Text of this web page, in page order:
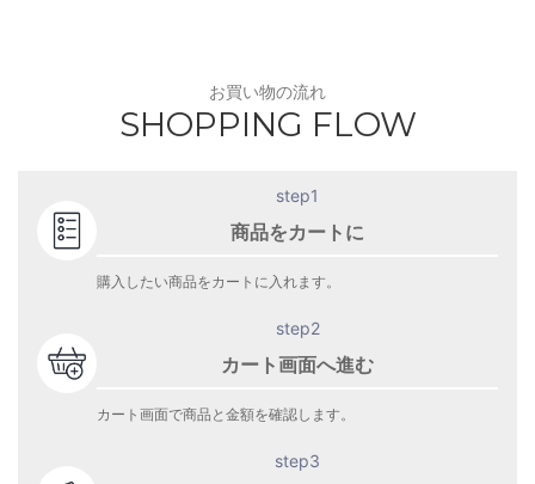
お買い物の流れ
SHOPPING FLOW
step1
商品をカートに
購入したい商品をカートに入れます。
step2
カート画面へ進む
カート画面で商品と金額を確認します。
step3